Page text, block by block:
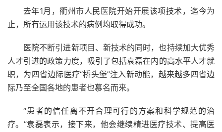
去年1月，衢州市人民医院开始开展该项技术，迄今为
止，所有运用该技术的病例均取得成功。
医院不断引进新项目、新技术的同时，也持续加大优秀
人才引进的政策力度，吸引了包括袁磊在内的高水平人才就
职，为四省边际医疗“桥头堡”注入新动能，越来越多四省边
际乃至全国各地的患者也慕名而来。
“患者的信任离不开合理可行的方案和科学规范的治
疗。”袁磊表示，接下来，他会继续精进医疗技术、提高医